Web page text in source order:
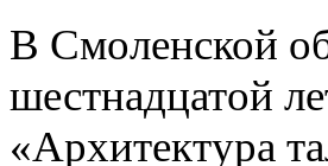
В Смоленской
шестнадцатой
«Архитектура